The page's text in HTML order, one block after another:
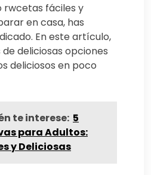
rwcetas fáciles y
en casa, has
En este artículo,
deliciosas opciones
deliciosos en poco
te interese: 5
para Adultos:
y Deliciosas